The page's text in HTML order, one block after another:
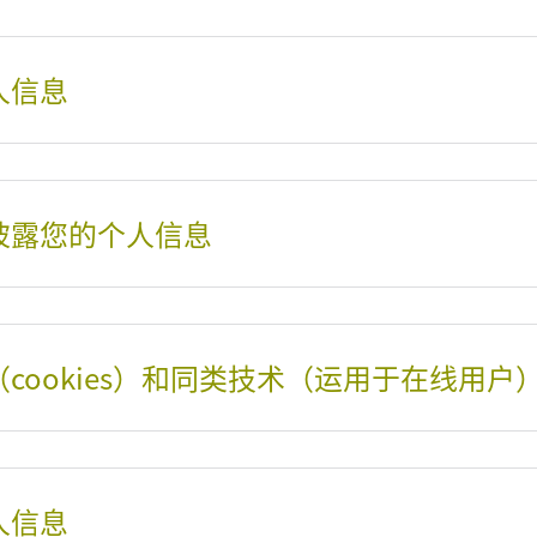
信息
您的个人信息
）和同类技术（运用于在线用户
信息